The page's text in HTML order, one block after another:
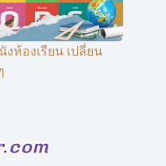
งห้องเรียน เปลี่ยน